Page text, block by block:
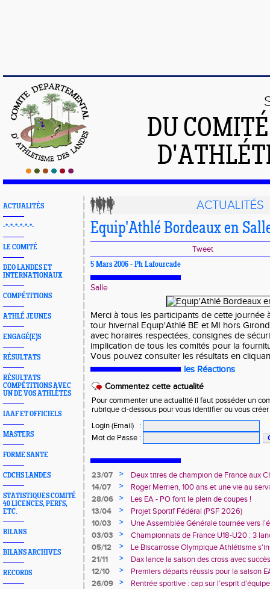
DU
ACTUALITÉS
-*-*-*-*-*-*-
LE COMITÉ
DEO LANDES ET
INTERNATIONAUX
COMPÉTITIONS
ATHLÉ JEUNES
ENGAGÉ(E)S
RÉSULTATS
RÉSULTATS
COMPÉTITIONS AVEC
UN DE VOS ATHLÈTES
IAAF ET OFFICIELS
MASTERS
FORME SANTE
CDCHS LANDES
STATISTIQUES COMITÉ
40 LICENCES, PERFS,
ETC.
BILANS
BILANS ARCHIVES
RECORDS
ACTUALITÉS
Equip'Athlé Bordeaux en
Tweet
5 Mars 2006 - Ph Lafourcade
Salle
Merci à tous les participants de cette journée
tour hivernal Equip'Athlé BE et MI hors
avec horaires respectées, consignes de
implication de tous les comités pour la
Vous pouvez consulter les résultats en
les Réactions
Commentez cette actualité
Pour commenter une actualité il faut posséder un
rubrique ci-dessous pour vous identifier ou vous
Login (Email)
:
Mot de Passe :
23/07 >
Deux titres de champion de France aux
Avenir !
14/07 >
Roger Merrien, 100 ans et une vie au
28/06
>
Les EA - PO font le plein de coupes !
13/04
>
Projet Sportif Fédéral (PSF 2026)
10/03
>
Une Assemblée Générale tournée vers
03/03
>
Championnats de France U18-U20 : 3
deux champions de France
05/12 >
Le Biscarrosse Olympique Athlétisme
"Du Stade vers l'Emploi"
21/11 >
Dax lance la saison des cross avec succès
12/10
>
Premiers départs réussis pour la saison
26/09
>
Rentrée sportive : cap sur l’esprit